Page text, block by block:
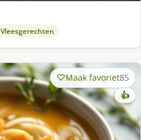
Vleesgerechten
Maak favoriet85
👍